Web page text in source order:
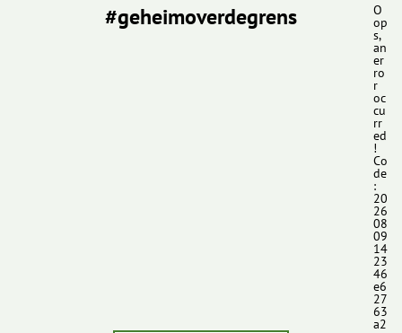
#geheimoverdegrens O
op
s,
an
er
ro
r
oc
cu
rr
ed
!
Co
de
:
20
26
08
09
14
23
46
e6
27
63
a2